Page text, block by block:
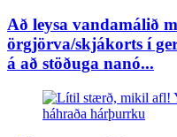
Að leysa vandamálið
örgjörva/skjákorts í
á að stöðuga nanó...